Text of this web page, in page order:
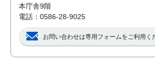
本庁舎9階
電話：0586-28-9025
お問い合わせは専用フォームをご利用く